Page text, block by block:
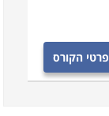
פרטי הקורס